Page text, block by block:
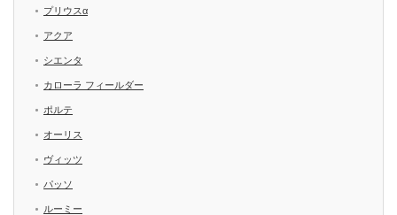
プリウスα
アクア
シエンタ
カローラ フィールダー
ポルテ
オーリス
ヴィッツ
パッソ
ルーミー